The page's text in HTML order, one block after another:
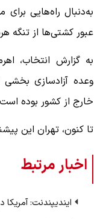
به‌دنبال راه‌هایی
عبور کشتی‌ها از تنگه
به گزارش انتخاب،
خارج از کشور بوده
تا کنون، تهران این
اخبار مرتبط
ایندیپندنت: